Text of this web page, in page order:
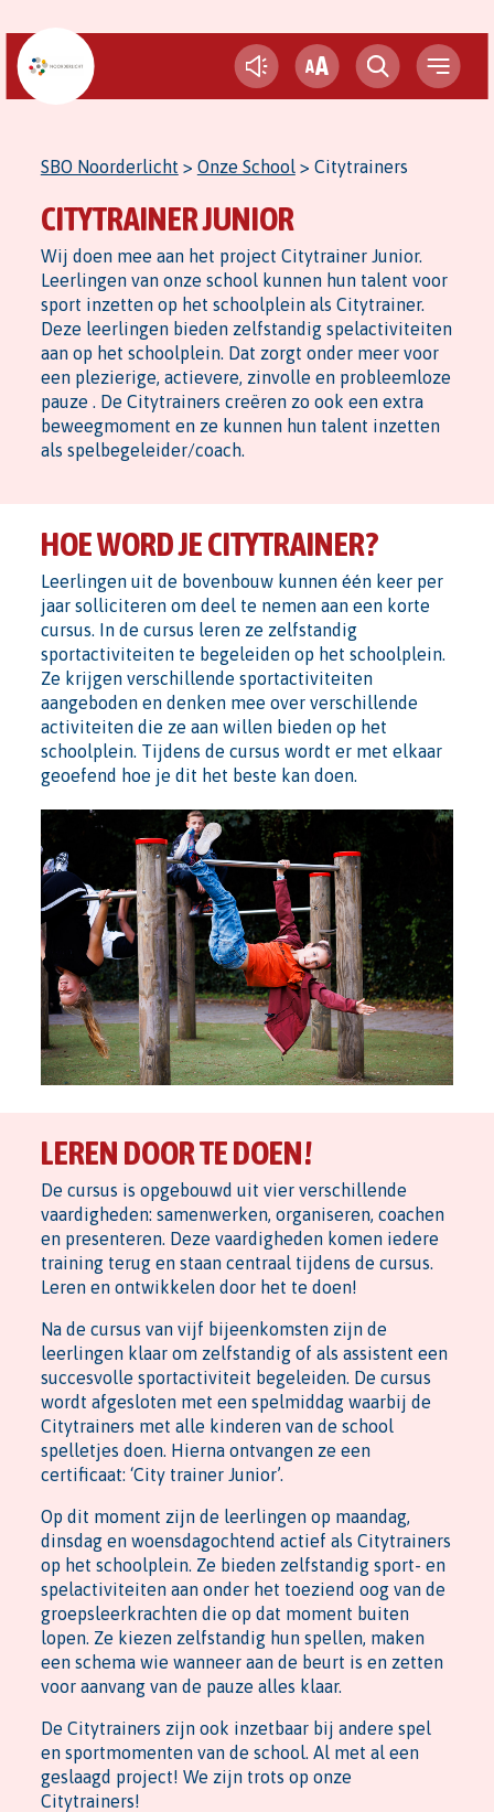
AA
SBO Noorderlicht > Onze School> Citytrainers
CITYTRAINER JUNIOR
Wij doen mee aan het project Citytrainer Junior.
Leerlingen van onze school kunnen hun talent voor
sport inzetten op het schoolplein als Citytrainer.
Deze leerlingen bieden zelfstandig spelactiviteiten
aan op het schoolplein. Dat zorgt onder meer voor
een plezierige, actievere, zinvolle en probleemloze
pauze . De Citytrainers creëren zo ook een extra
beweegmoment en ze kunnen hun talent inzetten
als spelbegeleider/coach.
HOE WORD JE CITYTRAINER?
Leerlingen uit de bovenbouw kunnen één keer per
jaar solliciteren om deel te nemen aan een korte
cursus. In de cursus leren ze zelfstandig
sportactiviteiten te begeleiden op het schoolplein.
Ze krijgen verschillende sportactiviteiten
aangeboden en denken mee over verschillende
activiteiten die ze aan willen bieden op het
schoolplein. Tijdens de cursus wordt er met elkaar
geoefend hoe je dit het beste kan doen.
LEREN DOOR TE DOEN!
De cursus is opgebouwd uit vier verschillende
vaardigheden: samenwerken, organiseren, coachen
en presenteren. Deze vaardigheden komen iedere
training terug en staan centraal tijdens de cursus.
Leren en ontwikkelen door het te doen!
Na de cursus van vijf bijeenkomsten zijn de
leerlingen klaar om zelfstandig of als assistent een
succesvolle sportactiviteit begeleiden. De cursus
wordt afgesloten met een spelmiddag waarbij de
Citytrainers met alle kinderen van de school
spelletjes doen. Hierna ontvangen ze een
certificaat: ‘City trainer Junior’.
Op dit moment zijn de leerlingen op maandag,
dinsdag en woensdagochtend actief als Citytrainers
op het schoolplein. Ze bieden zelfstandig sport- en
spelactiviteiten aan onder het toeziend oog van de
groepsleerkrachten die op dat moment buiten
lopen. Ze kiezen zelfstandig hun spellen, maken
een schema wie wanneer aan de beurt is en zetten
voor aanvang van de pauze alles klaar.
De Citytrainers zijn ook inzetbaar bij andere spel
en sportmomenten van de school. Al met al een
geslaagd project! We zijn trots op onze
Citytrainers!